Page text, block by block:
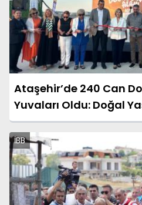
Ataşehir’de 240 Can
Yuvaları Oldu: Doğal
Açıldı
İBB